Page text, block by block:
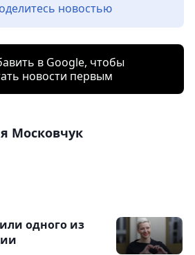
новостью
в Google, чтобы
новости первым
Московчук
одного из